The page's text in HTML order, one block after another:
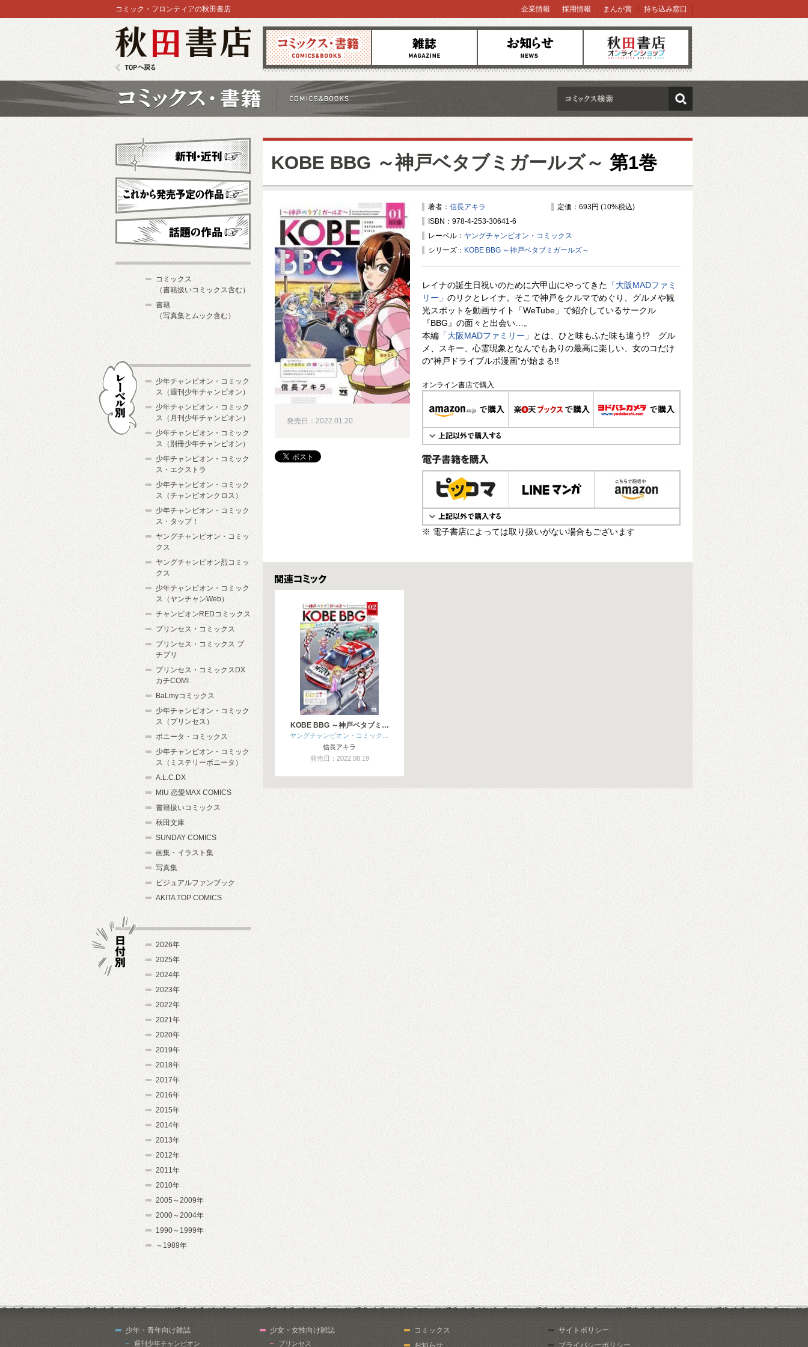
コミックス 雑誌 お知らせ オンラインショップ
コミック・フロンティアの秋田書店 企業情報 採用情報 まんが賞 持ち込み窓口
検索
KOBE BBG ～神戸ベタブミガールズ～ 第1巻
著者： 信長アキラ
定価：693円 (10%税込)
ISBN：978-4-253-30641-6
レーベル： ヤングチャンピオン・コミックス
シリーズ： KOBE BBG ～神戸ベタブミガールズ～
レイナの誕生日祝いのために六甲山にやってきた 「大阪MADファミ
リー」 のリクとレイナ。そこで神戸をクルマでめぐり、グルメや観
光スポットを動画サイト「WeTube」で紹介しているサークル
『BBG』の面々と出会い…。
本編 「大阪MADファミリー」
とは、ひと味もふた味も違う!? グル
メ、スキー、心霊現象となんでもありの最高に楽しい、女のコだけ
の”神戸ドライブルポ漫画”が始まる!!
オンライン書店で購入
電子書籍で購入
※ 電子書店によっては取り扱いがない場合もございます
発売日：2022.01.20
関連コミックス
KOBE BBG ～神戸ベタブミ…
ヤングチャンピオン・コミック…
信長アキラ
発売日：2022.08.19
新刊・近刊
これから発売予定
コミックス
（書籍扱いコミックス含む）
書籍
（写真集とムック含む）
少年チャンピオン・コミック
ス（週刊少年チャンピオン）
少年チャンピオン・コミック
ス（月刊少年チャンピオン）
少年チャンピオン・コミック
ス（別冊少年チャンピオン）
少年チャンピオン・コミック
ス・エクストラ
少年チャンピオン・コミック
ス（チャンピオンクロス）
少年チャンピオン・コミック
ス・タップ！
ヤングチャンピオン・コミッ
クス
ヤングチャンピオン烈コミッ
クス
少年チャンピオン・コミック
ス（ヤンチャンWeb）
チャンピオンREDコミックス
プリンセス・コミックス
プリンセス・コミックス プ
チプリ
プリンセス・コミックスDX
カチCOMI
BaLmyコミックス
少年チャンピオン・コミック
ス（プリンセス）
ボニータ・コミックス
少年チャンピオン・コミック
ス（ミステリーボニータ）
A.L.C.DX
MIU 恋愛MAX COMICS
書籍扱いコミックス
秋田文庫
SUNDAY COMICS
画集・イラスト集
写真集
ビジュアルファンブック
AKITA TOP COMICS
2026年
2025年
2024年
2023年
2022年
2021年
2020年
2019年
2018年
2017年
2016年
2015年
2014年
2013年
2012年
2011年
2010年
2005～2009年
2000～2004年
1990～1999年
～1989年
少年・青年向け雑誌
週刊少年チャンピオン
少女・女性向け雑誌
プリンセス
コミックス
お知らせ
サイトポリシー
プライバシーポリシー